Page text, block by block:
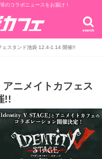
のコラボニュースをお届け！
search
スタンド池袋 12.4-1.14 開催!!
ニメイトカフェス
!!